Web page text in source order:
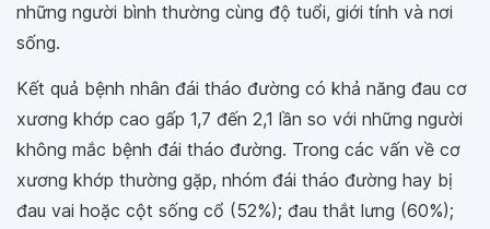
những người bình thường cùng độ tuổi, giới tính và nơi
sống.
Kết quả bệnh nhân đái tháo đường có khả năng đau cơ
xương khớp cao gấp 1,7 đến 2,1 lần so với những người
không mắc bệnh đái tháo đường. Trong các vấn về cơ
xương khớp thường gặp, nhóm đái tháo đường hay bị
đau vai hoặc cột sống cổ (52%); đau thắt lưng (60%);